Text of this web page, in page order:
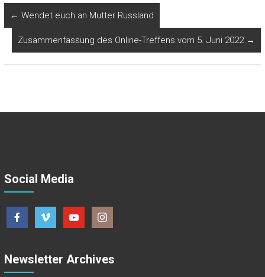
← Wendet euch an Mutter Russland
Zusammenfassung des Online-Treffens vom 5. Juni 2022 →
Social Media
Newsletter Archives